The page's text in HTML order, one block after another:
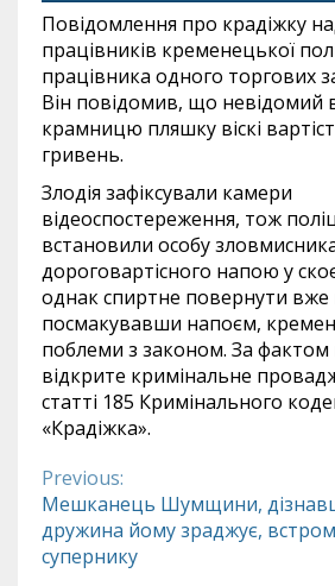
Повідомлення про крадіжку
працівників кременецької
працівника одного торгових
Він повідомив, що невідомий
крамницю пляшку віскі
гривень.
Злодія зафіксували камери
відеоспостереження, тож
встановили особу
дороговартісного напою у
однак спиртне повернути вже
посмакувавши напоєм,
поблеми з законом. За фактом
відкрите кримінальне
статті 185 Кримінального
«Крадіжка».
Continue
Reading
Previous:
Мешканець Шумщини,
дружина йому зраджує,
супернику